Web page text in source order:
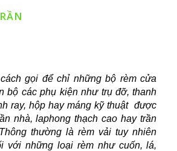
gọi để chỉ những bộ rèm cửa
bộ các phụ kiện như trụ đỡ, thanh
ray, hộp hay máng kỹ thuật được
nhà, laphong thạch cao hay trần
Thông thường là rèm vải tuy nhiên
với những loại rèm như cuốn, lá,